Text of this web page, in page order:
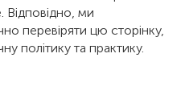
Відповідно, ми
перевіряти цю сторінку,
політику та практику.